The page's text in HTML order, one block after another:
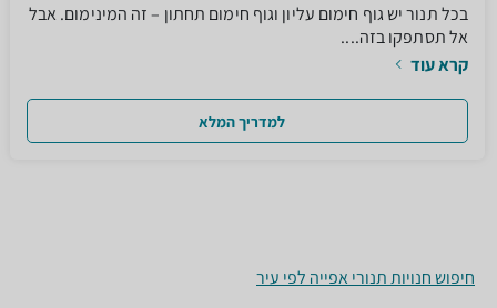
בכל תנור יש גוף חימום עליון וגוף חימום תחתון – זה המינימום. אבל
אל תסתפקו בזה....
קרא עוד
למדריך המלא
חיפוש חנויות תנורי אפייה לפי עיר